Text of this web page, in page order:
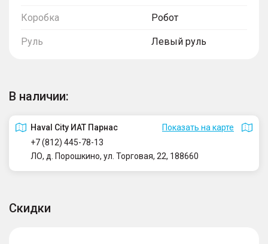
Коробка Робот
Руль Левый руль
В наличии:
Haval City ИАТ Парнас
Показать на карте
+7 (812) 445-78-13
ЛО, д. Порошкино, ул. Торговая, 22, 188660
Скидки